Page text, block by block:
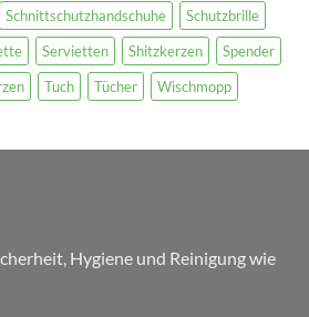
Schnittschutzhandschuhe
Schutzbrille
Servietten Shitzkerzen
Spender
Tuch Tücher Wischmopp
Hygiene und Reinigung wie